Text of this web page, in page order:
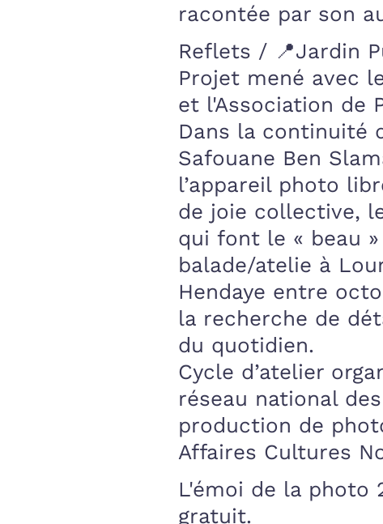
racontée par son
Reflets / 📍Jardin
Projet mené avec
et l'Association de
Dans la continuité
Safouane Ben
l’appareil photo
de joie collective,
qui font le « beau
balade/atelie à
Hendaye entre
la recherche de
du quotidien.
Cycle d’atelier
réseau national
production de
Affaires Cultures
L'émoi de la photo
gratuit.